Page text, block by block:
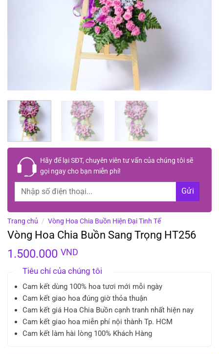
Hãy để lạiSĐT, chuyên viên tư vấn của chúng tôi sẽ
gọi ngay cho bạn miễn phí!
Trang chủ / Vòng Hoa Chia Buồn Hiện Đại Tinh Tế
Vòng Hoa Chia Buồn Sang Trọng HT256
1.500.000 VND
Tiêu chí của chúng tôi
Cam kết dùng 100% hoa tươi mới mỗi ngày
Cam kết giao hoa đúng giờ thỏa thuận
Cam kết giá Hoa Chia Buồn cạnh tranh nhất hiện nay
Cam kết giao hoa miễn phí nội thành Tp. HCM
Cam kết làm hài lòng 100% Khách Hàng